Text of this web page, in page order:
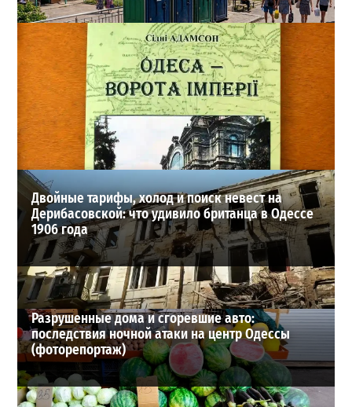
Одесса может остаться без воды и канализации:
эксперт предупредил о худшем сценарии
07-08-2026 в 17:19
ВИБОР РЕДАКЦИИ
Двойные тарифы, холод и поиск невест на
Дерибасовской: что удивило британца в Одессе
1906 года
Разрушенные дома и сгоревшие авто:
последствия ночной атаки на центр Одессы
(фоторепортаж)